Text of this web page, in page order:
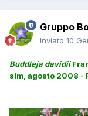
Gruppo
Inviato 10
Buddleja davidii
slm, agosto 2008 -